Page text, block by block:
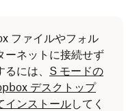
ファイルやフォル
ーネットに接続せず
には、 S モードの
デスクトップ
インストールしてく